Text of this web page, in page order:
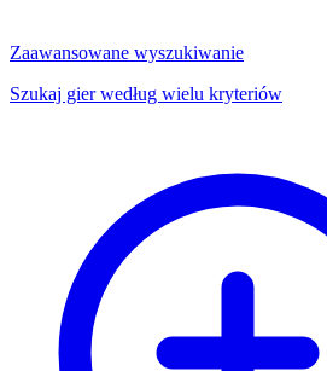
Zaawansowane wyszukiwanie
Szukaj gier według wielu kryteriów